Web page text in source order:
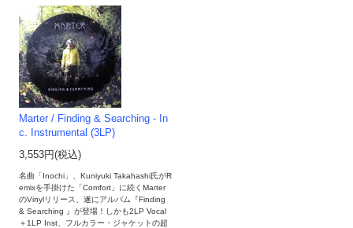
Marter / Finding & Searching - In
c. Instrumental (3LP)
3,553円(税込)
名曲「Inochi」、Kuniyuki Takahashi氏がR
emixを手掛けた「Comfort」に続くMarter
のVinylリリース、遂にアルバム『Finding
& Searching 』が登場！しかも2LP Vocal
＋1LP Inst、フルカラー・ジャケットの超